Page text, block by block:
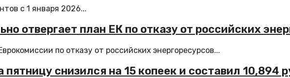
с 1 января 2026...
отвергает план ЕК по отказу от российских
по отказу от российских энергоресурсов...
снизился на 15 копеек и составил 10,894